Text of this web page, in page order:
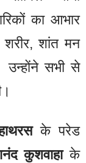
का आभार
शांत मन
सभी से
के परेड
कुशवाहाके